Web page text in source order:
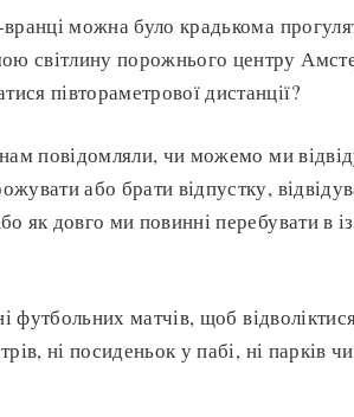
можна було крадькома
світлину порожнього центру
півтораметрової дистанції?
нам повідомляли, чи можемо ми
або брати відпустку,
як довго ми повинні перебувати в
футбольних матчів, щоб
ні посиденьок у пабі, ні парків